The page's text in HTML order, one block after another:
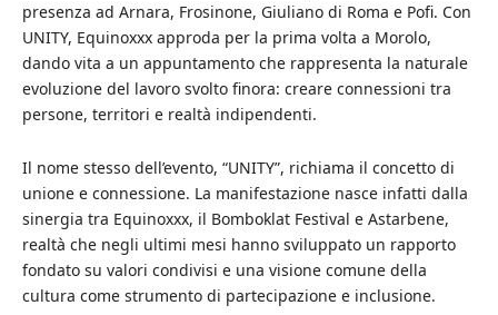
presenza ad Arnara, Frosinone, Giuliano di Roma e Pofi. Con
UNITY, Equinoxxx approda per la prima volta a Morolo,
dando vita a un appuntamento che rappresenta la naturale
evoluzione del lavoro svolto finora: creare connessioni tra
persone, territori e realtà indipendenti.
Il nome stesso dell’evento, “UNITY”, richiama il concetto di
unione e connessione. La manifestazione nasce infatti dalla
sinergia tra Equinoxxx, il Bomboklat Festival e Astarbene,
realtà che negli ultimi mesi hanno sviluppato un rapporto
fondato su valori condivisi e una visione comune della
cultura come strumento di partecipazione e inclusione.